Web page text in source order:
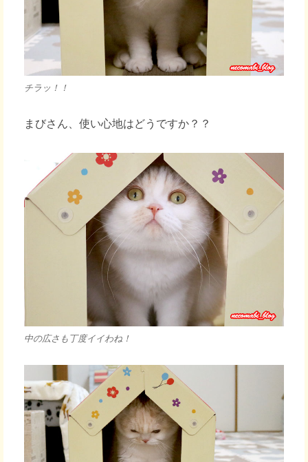
チラッ！！
まびさん、使い心地はどうですか？？
中の広さも丁度イイわね！